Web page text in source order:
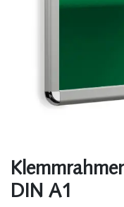
DIN A1